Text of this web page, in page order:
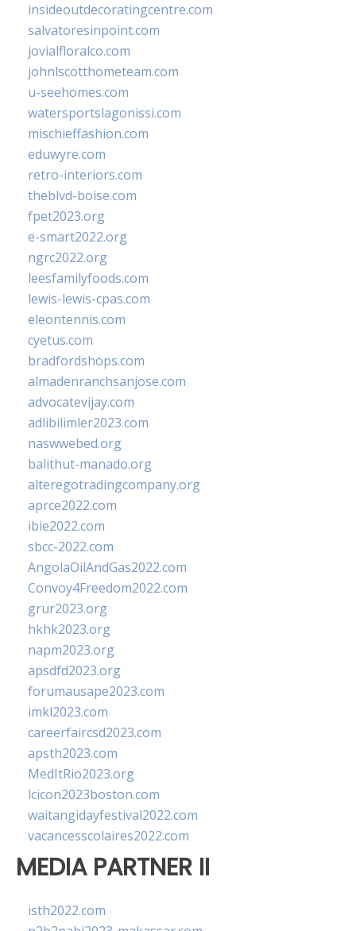
insideoutdecoratingcentre.com
salvatoresinpoint.com
jovialfloralco.com
johnlscotthometeam.com
u-seehomes.com
watersportslagonissi.com
mischieffashion.com
eduwyre.com
retro-interiors.com
theblvd-boise.com
fpet2023.org
e-smart2022.org
ngrc2022.org
leesfamilyfoods.com
lewis-lewis-cpas.com
eleontennis.com
cyetus.com
bradfordshops.com
almadenranchsanjose.com
advocatevijay.com
adlibilimler2023.com
naswwebed.org
balithut-manado.org
alteregotradingcompany.org
aprce2022.com
ibie2022.com
sbcc-2022.com
AngolaOilAndGas2022.com
Convoy4Freedom2022.com
grur2023.org
hkhk2023.org
napm2023.org
apsdfd2023.org
forumausape2023.com
imkl2023.com
careerfaircsd2023.com
apsth2023.com
MedItRio2023.org
lcicon2023boston.com
waitangidayfestival2022.com
vacancesscolaires2022.com
MEDIA PARTNER II
isth2022.com